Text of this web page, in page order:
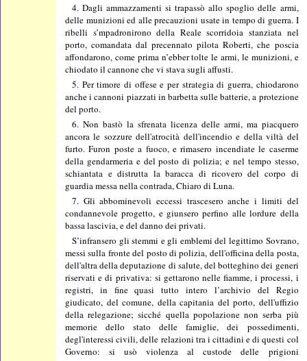
4. Dagli ammazzamenti si trapassò allo spoglio delle armi,
delle munizioni ed alle precauzioni usate in tempo di guerra. I
ribelli s’mpadronirono della Reale scorridoia stanziata nel
porto, comandata dal precennato pilota Roberti, che poscia
affondarono, come prima n’ebber tolte le armi, le munizioni, e
chiodato il cannone che vi stava sugli affusti.
5. Per timore di offese e per strategia di guerra, chiodarono
anche i cannoni piazzati in barbetta sulle batterie, a protezione
del porto.
6. Non bastò la sfrenata licenza delle armi, ma piacquero
ancora le sozzure dell'atrocità dell'incendio e della viltà del
furto. Furon poste a fuoco, e rimasero incendiate le caserme
della gendarmeria e del posto di polizia; e nel tempo stesso,
schiantata e distrutta la baracca di ricovero del corpo di
guardia messa nella contrada, Chiaro di Luna.
7. Gli abbominevoli eccessi trascesero anche i limiti del
condannevole progetto, e giunsero perfino alle lordure della
bassa lascivia, e del danno dei privati.
S’infransero gli stemmi e gli emblemi del legittimo Sovrano,
messi sulla fronte del posto di polizia, dell'officina della posta,
dell'altra della deputazione di salute, del botteghino dei generi
riservati e di privativa: si gettarono nelle fiamme, i processi, i
registri, in fine quasi tutto intero l’archivio del Regio
giudicato, del comune, della capitania del porto, dell'uffizio
della relegazione; sicché quella popolazione non serba più
memorie dello stato delle famiglie, dei possedimenti,
degl'interessi civili, delle relazioni tra i cittadini e di questi col
Governo: si usò violenza al custode delle prigioni